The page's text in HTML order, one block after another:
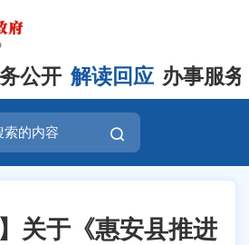
公开 解读回应 办事服务
关于《惠安县推进